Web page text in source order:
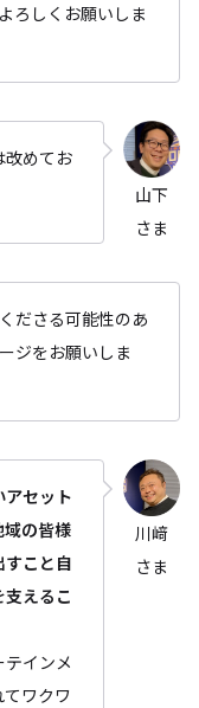
ろしくお願いしま
改めてお
山下
さま
ださる可能性のあ
ジをお願いしま
アセット
の皆様
こと自
えるこ
インメ
ワクワ
川﨑
さま